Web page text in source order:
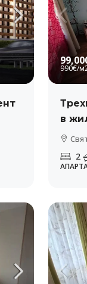
990€/
в
2